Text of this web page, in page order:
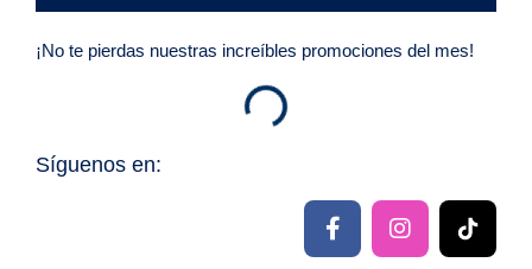
¡No te pierdas nuestras increíbles promociones del mes!
Síguenos en:
F
a
c
n
s
T
i
k